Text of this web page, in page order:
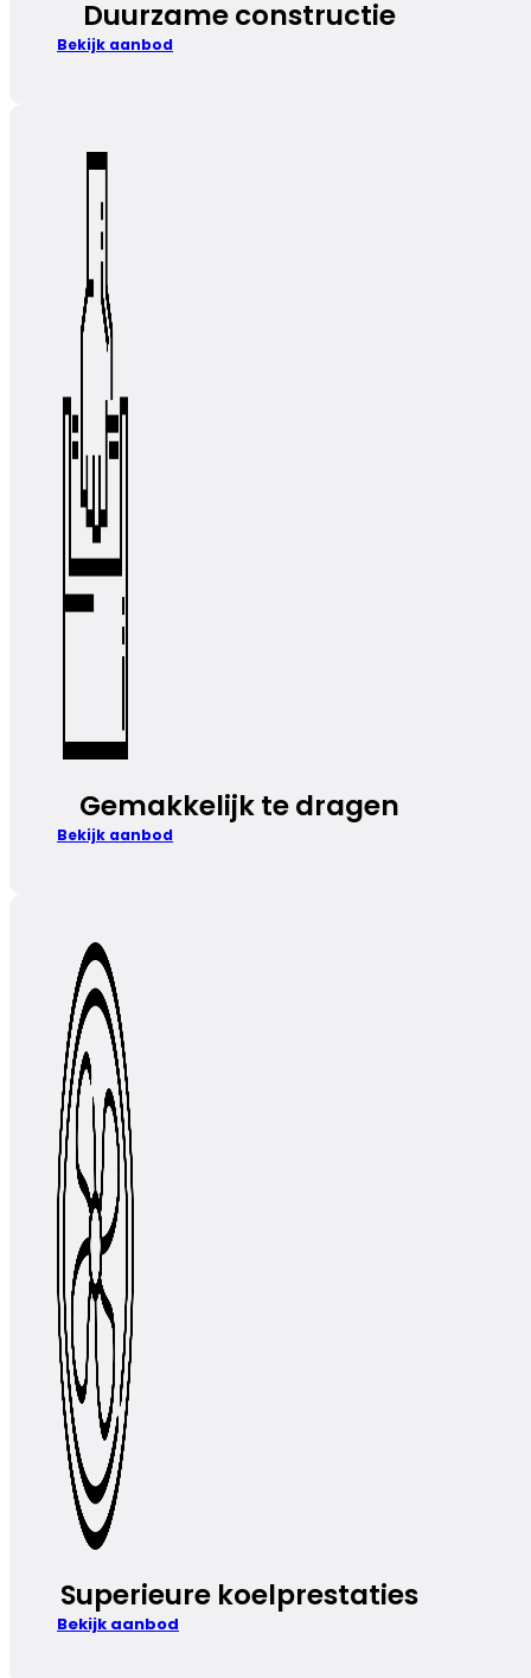
Duurzame constructie
Bekijk aanbod
Gemakkelijk te dragen
Bekijk aanbod
Superieure koelprestaties
Bekijk aanbod